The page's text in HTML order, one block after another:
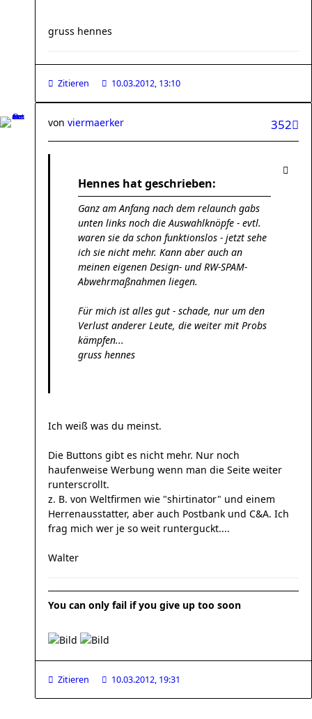
gruss hennes
Zitieren 10.03.2012, 13:10
352
von viermaerker
Hennes hat geschrieben:
Ganz am Anfang nach dem relaunch gabs
unten links noch die Auswahlknöpfe - evtl.
waren sie da schon funktionslos - jetzt sehe
ich sie nicht mehr. Kann aber auch an
meinen eigenen Design- und RW-SPAM-
Abwehrmaßnahmen liegen.
Für mich ist alles gut - schade, nur um den
Verlust anderer Leute, die weiter mit Probs
kämpfen...
gruss hennes
Ich weiß was du meinst.
Die Buttons gibt es nicht mehr. Nur noch
haufenweise Werbung wenn man die Seite weiter
runterscrollt.
z. B. von Weltfirmen wie "shirtinator" und einem
Herrenausstatter, aber auch Postbank und C&A. Ich
frag mich wer je so weit runterguckt....
Walter
You can only fail if you give up too soon
Zitieren 10.03.2012, 19:31